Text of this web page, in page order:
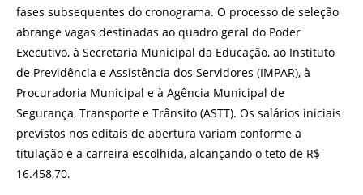
fases subsequentes do cronograma. O processo de seleção
abrange vagas destinadas ao quadro geral do Poder
Executivo, à Secretaria Municipal da Educação, ao Instituto
de Previdência e Assistência dos Servidores (IMPAR), à
Procuradoria Municipal e à Agência Municipal de
Segurança, Transporte e Trânsito (ASTT). Os salários iniciais
previstos nos editais de abertura variam conforme a
titulação e a carreira escolhida, alcançando o teto de R$
16.458,70.